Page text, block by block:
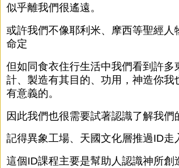
似乎離我們很遙遠。
或許我們不像耶利米、摩西等聖經人
命定
但如同食衣住行生活中我們看到許多
計、製造有其目的、功用，神造你我
有意義的。
因此我們也很需要試著認識了解我
記得異象工場、天國文化層推過ID走
這個ID課程主要是幫助人認識神所創